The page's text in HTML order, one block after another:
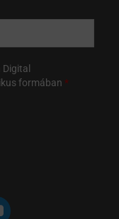
formában